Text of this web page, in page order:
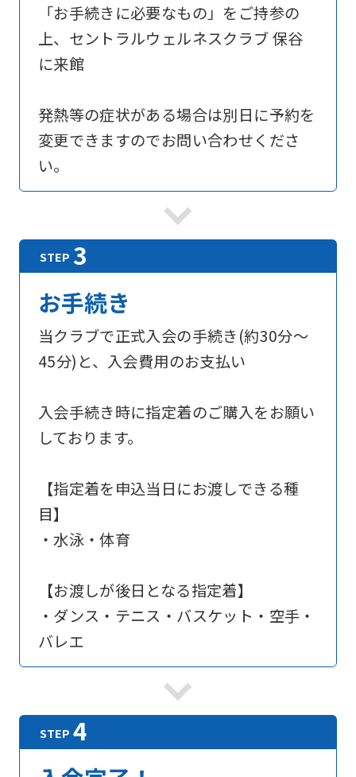
「お手続きに必要なもの」をご持参の
上、セントラルウェルネスクラブ 保谷
に来館
発熱等の症状がある場合は別日に予約を
変更できますのでお問い合わせくださ
い。
お手続き
当クラブで正式入会の手続き(約30分〜
45分)と、入会費用のお支払い
入会手続き時に指定着のご購入をお願い
しております。
【指定着を申込当日にお渡しできる種
目】
・水泳・体育
【お渡しが後日となる指定着】
・ダンス・テニス・バスケット・空手・
バレエ
For
Central
Sports
website
is
translated
English.
Click
the
link
below
automatic
translation)
to
the
top
However,
if
use